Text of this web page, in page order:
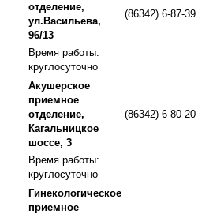
отделение,
ул.Васильева,
96/13
(86342) 6-87-39
Время работы:
круглосуточно
Акушерское
приемное
отделение,
Кагальницкое
шоссе, 3
(86342) 6-80-20
Время работы:
круглосуточно
Гинекологическое
приемное